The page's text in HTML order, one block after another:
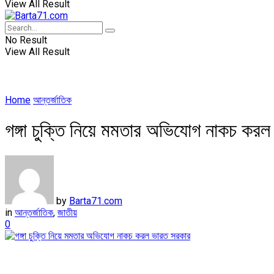
View All Result
No Result
View All Result
Home আন্তর্জাতিক
গঙ্গা চুক্তি নিয়ে মমতার অভিযোগ নাকচ
by Barta71.com
in আন্তর্জাতিক, জাতীয়
0